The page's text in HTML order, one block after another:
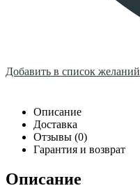
Добавить в список желаний
Описание
Доставка
Отзывы (0)
Гарантия и возврат
Описание